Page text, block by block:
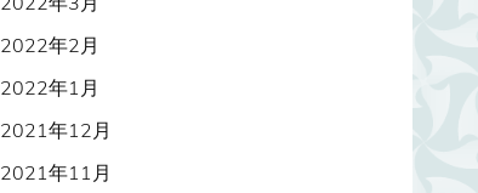
2022年2月
2022年1月
2021年12月
2021年11月